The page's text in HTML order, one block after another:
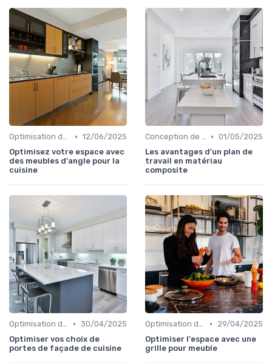
Optimisation de l'Espace • 12/06/2025
Optimisez votre espace avec
des meubles d'angle pour la
cuisine
Conception de Cuisine sur Mesure • 01/05/2025
Les avantages d'un plan de
travail en matériau
composite
Optimisation de l'Espace • 30/04/2025
Optimiser vos choix de
portes de façade de cuisine
Optimisation de l'Espace •
29/04/2025
Optimiser l'espace avec une
grille pour meuble